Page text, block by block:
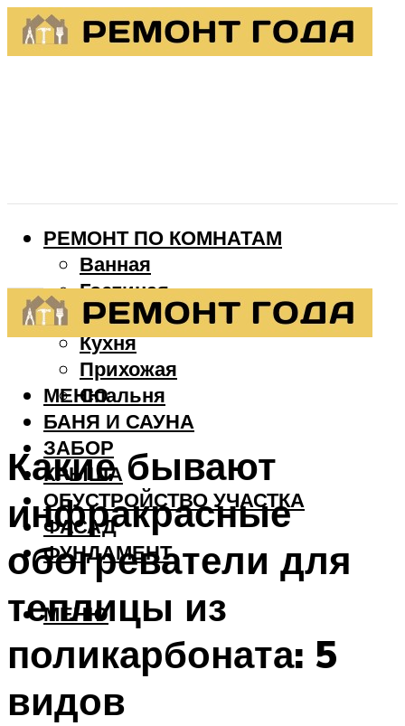
РЕМОНТ ПО КОМНАТАМ
Ванная
Гостиная
Детская
Кухня
Прихожая
Спальня
БАНЯ И САУНА
ЗАБОР
КРЫША
ОБУСТРОЙСТВО УЧАСТКА
ФАСАД
ФУНДАМЕНТ
МЕНЮ
МЕНЮ
Какие бывают
инфракрасные
обогреватели для
теплицы из
поликарбоната: 5
видов